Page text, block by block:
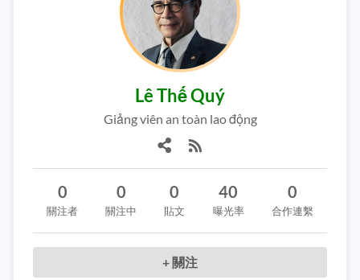
Lê Thế Quý
Giảng viên an toàn lao động
0
關注者
0
關注中
0
貼文
40
曝光率
0
合作連繫
+ 關注